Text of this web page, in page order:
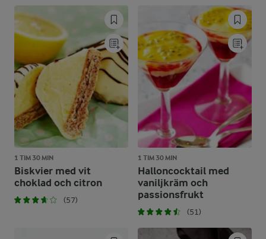
1 TIM 30 MIN
Biskvier med vit
choklad och citron
(57)
1 TIM 30 MIN
Halloncocktail med
vaniljkräm och
passionsfrukt
(51)